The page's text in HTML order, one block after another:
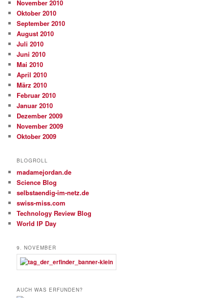
November 2010
Oktober 2010
September 2010
August 2010
Juli 2010
Juni 2010
Mai 2010
April 2010
März 2010
Februar 2010
Januar 2010
Dezember 2009
November 2009
Oktober 2009
BLOGROLL
madamejordan.de
Science Blog
selbstaendig-im-netz.de
swiss-miss.com
Technology Review Blog
World IP Day
9. NOVEMBER
AUCH WAS ERFUNDEN?